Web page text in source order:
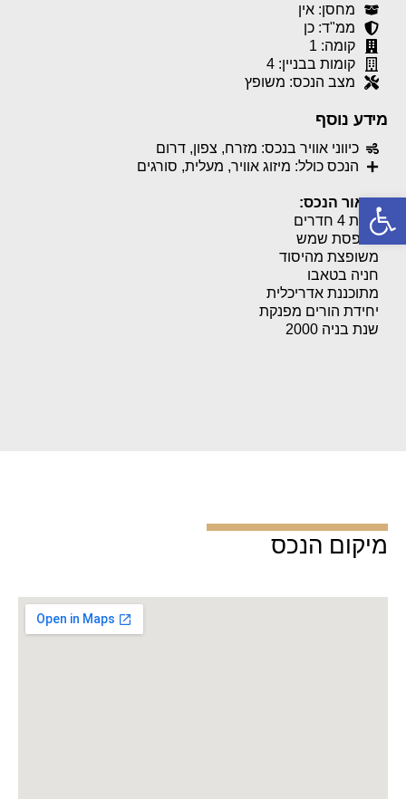
פתח סרגל נגישות
מחסן: אין
ממ"ד: כן
קומה: 1
קומות בבניין: 4
מצב הנכס: משופץ
מידע נוסף
כיווני אוויר בנכס: מזרח, צפון, דרום
הנכס כולל: מיזוג אוויר, מעלית, סורגים
תיאור הנכס:
דירת 4 חדרים
מרפסת שמש
משופצת מהיסוד
חניה בטאבו
מתוכננת אדריכלית
יחידת הורים מפנקת
שנת בניה 2000
מיקום הנכס